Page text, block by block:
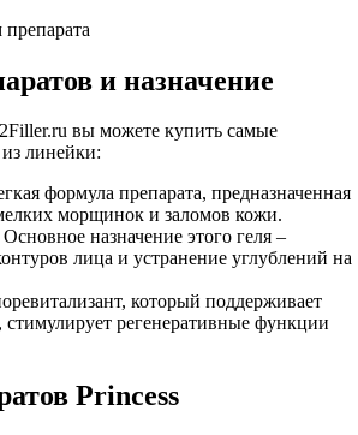
и назначение
вы можете купить самые
линейки:
формула препарата, предназначенная
морщинок и заломов кожи.
Основное назначение этого геля –
лица и устранение углублений на
который поддерживает
стимулирует регенеративные функции
Princess